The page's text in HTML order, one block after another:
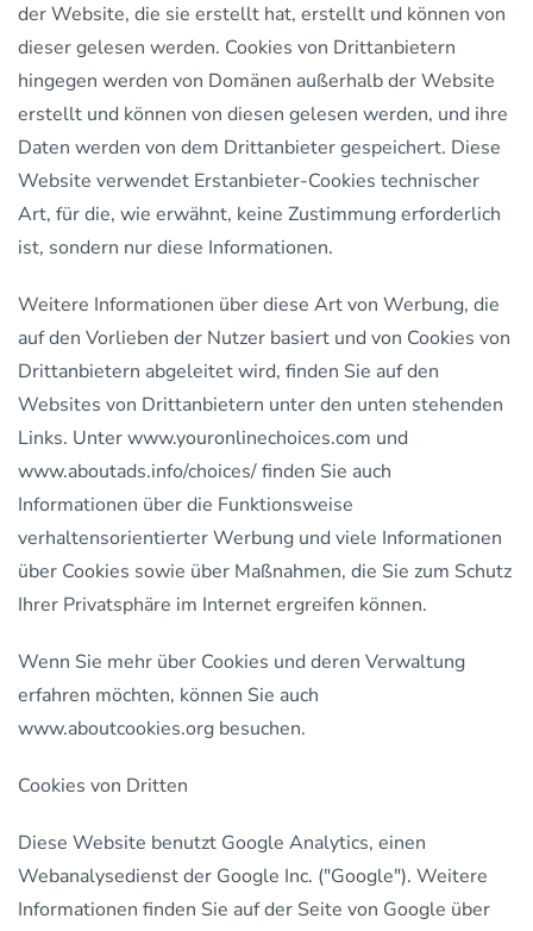
der Website, die sie erstellt hat, erstellt und können von
dieser gelesen werden. Cookies von Drittanbietern
hingegen werden von Domänen außerhalb der Website
erstellt und können von diesen gelesen werden, und ihre
Daten werden von dem Drittanbieter gespeichert. Diese
Website verwendet Erstanbieter-Cookies technischer
Art, für die, wie erwähnt, keine Zustimmung erforderlich
ist, sondern nur diese Informationen.
Weitere Informationen über diese Art von Werbung, die
auf den Vorlieben der Nutzer basiert und von Cookies von
Drittanbietern abgeleitet wird, finden Sie auf den
Websites von Drittanbietern unter den unten stehenden
Links. Unter www.youronlinechoices.com und
www.aboutads.info/choices/ finden Sie auch
Informationen über die Funktionsweise
verhaltensorientierter Werbung und viele Informationen
über Cookies sowie über Maßnahmen, die Sie zum Schutz
Ihrer Privatsphäre im Internet ergreifen können.
Wenn Sie mehr über Cookies und deren Verwaltung
erfahren möchten, können Sie auch
www.aboutcookies.org besuchen.
Cookies von Dritten
Diese Website benutzt Google Analytics, einen
Webanalysedienst der Google Inc. ("Google"). Weitere
Informationen finden Sie auf der Seite von Google über